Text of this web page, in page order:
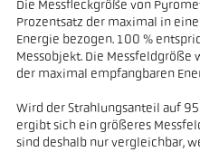
Die Messfleckgröße von
Prozentsatz der maximal in
Energie bezogen. 100 %
Messobjekt. Die
der maximal empfangbaren
Wird der Strahlungsanteil auf
ergibt sich ein größeres
sind deshalb nur vergleichbar,